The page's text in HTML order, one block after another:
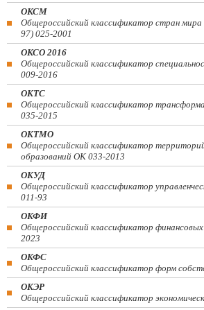
ОКСМ
Общероссийский классификатор стран
97) 025-2001
ОКСО 2016
Общероссийский классификатор
009-2016
ОКТС
Общероссийский классификатор
035-2015
ОКТМО
Общероссийский классификатор
образований ОК 033-2013
ОКУД
Общероссийский классификатор
011-93
ОКФИ
Общероссийский классификатор
2023
ОКФС
Общероссийский классификатор форм
ОКЭР
Общероссийский классификатор